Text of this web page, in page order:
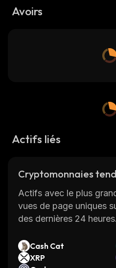
Avoirs
Actifs liés
Cryptomonnaies
Actifs avec le plus
vues de page uniques
des dernières 24 heures.
Cash Cat
XRP